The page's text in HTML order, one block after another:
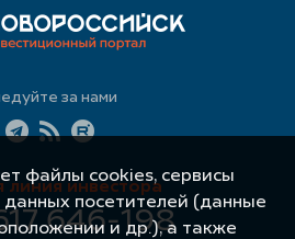
за нами
линия инвестора
646-198
файлы cookies, сервисы
данных посетителей (данные
и др.), а также